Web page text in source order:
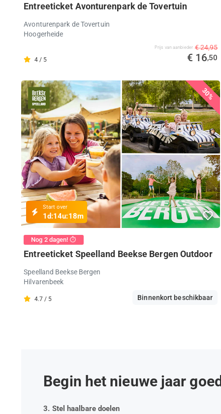
Entreeticket Avonturenpark de Tovertuin
Avonturenpark de Tovertuin
Hoogerheide
4 / 5
Prijs van aanbieder € 24,95
€ 16,50
30%
Start over
1d:14u:18m
Nog 2 dagen! ⏱️
Entreeticket Speelland Beekse Bergen Outdoor
Speelland Beekse Bergen
Hilvarenbeek
4.7 / 5 Binnenkort beschikbaar
Begin het nieuwe jaar goed
3. Stel haalbare doelen